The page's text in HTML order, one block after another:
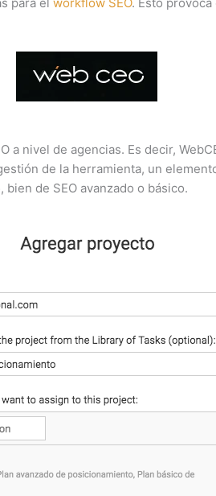
a nivel de agencias. Es decir,
de la herramienta, un
de SEO avanzado o básico.